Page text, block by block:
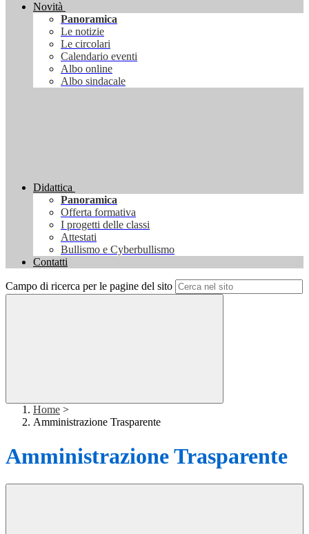
Novità
Panoramica
Le notizie
Le circolari
Calendario eventi
Albo online
Albo sindacale
Didattica
Panoramica
Offerta formativa
I progetti delle classi
Attestati
Bullismo e Cyberbullismo
Contatti
Campo di ricerca per le pagine del sito
Home >
Amministrazione Trasparente
Amministrazione Trasparente